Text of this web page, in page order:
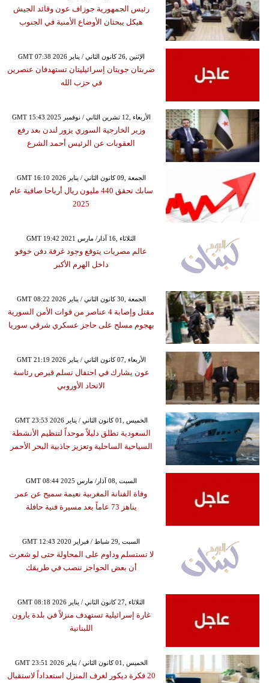
رئيس الجمهورية جوزاف عون وقائد الجيش
هيكل يبحثان الأوضاع الأمنية في الجنوب
GMT 07:38 2026 الإثنين ,26 كانون الثاني / يناير
ضربتان جويتان إسرائيليتان تستهدفان عنصرين
في حزب الله
GMT 15:43 2025 الأربعاء ,12 تشرين الثاني / نوفمبر
وزير الخارجية السوري يزور لندن بعد رفع
العقوبات عن الرئيس أحمد الشرع
GMT 16:10 2026 الجمعة ,09 كانون الثاني / يناير
سابك تحقق 440 مليون ريال أرباحا صافية عام
2025
GMT 19:42 2021 الثلاثاء ,16 آذار/ مارس
عالم مصريات يتوقع وجود غرفة دفن خوفو
داخل الهرم الأكبر
GMT 08:22 2026 الجمعة ,30 كانون الثاني / يناير
مقتل وإصابة 4 عناصر من قوات الأمن السورية
بهجوم مسلح على حاجز عسكري شرقي سوريا
GMT 21:19 2026 الأربعاء ,07 كانون الثاني / يناير
عون يشارك في احتفال تسلم قبرص رئاسة
الاتحاد الأوروبي
GMT 23:53 2026 الخميس ,01 كانون الثاني / يناير
السعودية تطلق دليلاً موحداً لتنظيم الأنشطة
السياحية الساحلية وتعزيز جاذبية البحر الأحمر
GMT 08:44 2025 السبت ,08 آذار/ مارس
وفاة الفنانة المغربية نعيمة سميح عن عمر
يناهز 73 عاماً بعد مسيرة فنية حافلة
GMT 12:43 2020 السبت ,29 شباط / فبراير
لا تستسلم وداوم على المحاولة حتى لو شعرت
أن بعض الحواجز تنصب في طريقك
GMT 08:18 2026 الثلاثاء ,27 كانون الثاني / يناير
غارة إسرائيلية تستهدف منزلاً في بلدة يارون
اللبنانية
GMT 23:51 2026 الخميس ,01 كانون الثاني / يناير
20 فكرة ديكور لغرف المنزل استعداداً لاستقبال